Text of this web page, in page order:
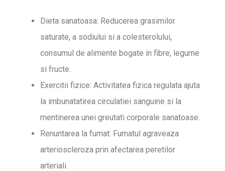
Dieta sanatoasa: Reducerea grasimilor
saturate, a sodiului si a colesterolului,
consumul de alimente bogate in fibre, legume
si fructe.
Exercitii fizice: Activitatea fizica regulata ajuta
la imbunatatirea circulatiei sanguine si la
mentinerea unei greutati corporale sanatoase.
Renuntarea la fumat: Fumatul agraveaza
arterioscleroza prin afectarea peretilor
arteriali.